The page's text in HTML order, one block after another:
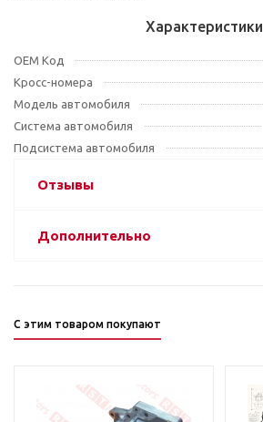
Характеристики
OEM Код
Кросс-номера
Модель автомобиля
Система автомобиля
Подсистема автомобиля
Отзывы
Дополнительно
С этим товаром покупают